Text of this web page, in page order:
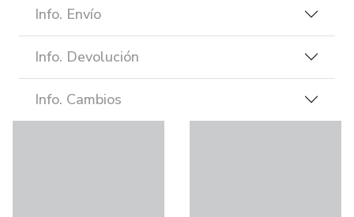
Info. Envío
Info. Devolución
Info. Cambios